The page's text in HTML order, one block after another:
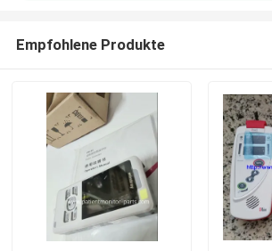
Empfohlene Produkte